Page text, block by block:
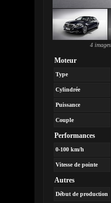
4
Moteur
Type
Cylindrée
Puissance
Couple
Performances
0-100 km/h
Vitesse de pointe
Autres
Début de production